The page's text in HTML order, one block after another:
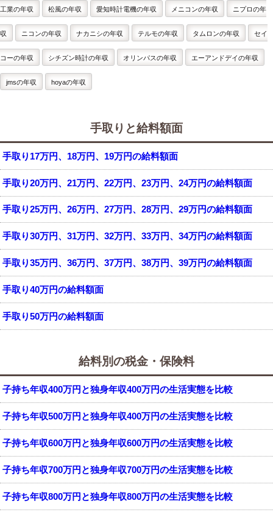
工業の年収 松風の年収 愛知時計電機の年収 メニコンの年収 ニプロの年
収 ニコンの年収 ナカニシの年収 テルモの年収 タムロンの年収 セイ
コーの年収 シチズン時計の年収 オリンパスの年収 エーアンドデイの年収
jmsの年収 hoyaの年収
手取りと給料額面
手取り17万円、18万円、19万円の給料額面
手取り20万円、21万円、22万円、23万円、24万円の給料額面
手取り25万円、26万円、27万円、28万円、29万円の給料額面
手取り30万円、31万円、32万円、33万円、34万円の給料額面
手取り35万円、36万円、37万円、38万円、39万円の給料額面
手取り40万円の給料額面
手取り50万円の給料額面
給料別の税金・保険料
子持ち年収400万円と独身年収400万円の生活実態を比較
子持ち年収500万円と独身年収400万円の生活実態を比較
子持ち年収600万円と独身年収600万円の生活実態を比較
子持ち年収700万円と独身年収700万円の生活実態を比較
子持ち年収800万円と独身年収800万円の生活実態を比較